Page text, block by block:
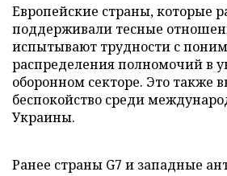
Европейские страны, которые
поддерживали тесные
испытывают трудности с
распределения полномочий в
оборонном секторе. Это также
беспокойство среди
Украины.
Ранее страны G7 и западные